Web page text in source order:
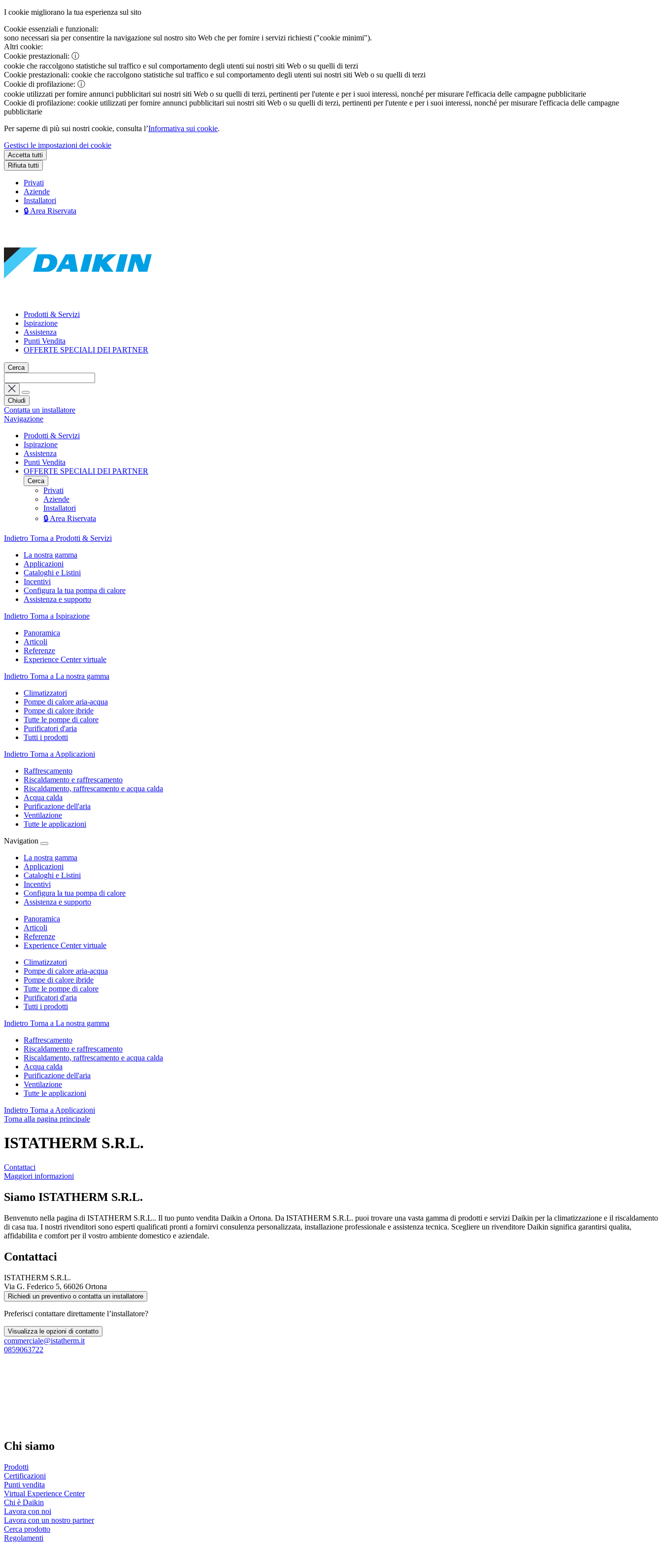
I cookie migliorano la tua esperienza sul sito
Cookie essenziali e funzionali:
sono necessari sia per consentire la navigazione sul nostro sito Web che per fornire i servizi richiesti ("cookie minimi").
Altri cookie:
Cookie prestazionali: ⓘ
cookie che raccolgono statistiche sul traffico e sul comportamento degli utenti sui nostri siti Web o su quelli di terzi
Cookie prestazionali: cookie che raccolgono statistiche sul traffico e sul comportamento degli utenti sui nostri siti Web o su quelli di terzi
Cookie di profilazione: ⓘ
cookie utilizzati per fornire annunci pubblicitari sui nostri siti Web o su quelli di terzi, pertinenti per l'utente e per i suoi interessi, nonché per misurare l'efficacia delle campagne pubblicitarie
Cookie di profilazione: cookie utilizzati per fornire annunci pubblicitari sui nostri siti Web o su quelli di terzi, pertinenti per l'utente e per i suoi interessi, nonché per misurare l'efficacia delle campagne
pubblicitarie
Per saperne di più sui nostri cookie, consulta l’Informativa sui cookie.
Gestisci le impostazioni dei cookie
Accetta tutti
Rifiuta tutti
Privati
Aziende
Installatori
🔒 Area Riservata
Prodotti & Servizi
Ispirazione
Assistenza
Punti Vendita
OFFERTE SPECIALI DEI PARTNER
Cerca
Chiudi
Contatta un installatore
Navigazione
Prodotti & Servizi
Ispirazione
Assistenza
Punti Vendita
OFFERTE SPECIALI DEI PARTNER
Cerca
Privati
Aziende
Installatori
🔒 Area Riservata
Indietro Torna a Prodotti & Servizi
La nostra gamma
Applicazioni
Cataloghi e Listini
Incentivi
Configura la tua pompa di calore
Assistenza e supporto
Indietro Torna a Ispirazione
Panoramica
Articoli
Referenze
Experience Center virtuale
Indietro Torna a La nostra gamma
Climatizzatori
Pompe di calore aria-acqua
Pompe di calore ibride
Tutte le pompe di calore
Purificatori d'aria
Tutti i prodotti
Indietro Torna a Applicazioni
Raffrescamento
Riscaldamento e raffrescamento
Riscaldamento, raffrescamento e acqua calda
Acqua calda
Purificazione dell'aria
Ventilazione
Tutte le applicazioni
Navigation
La nostra gamma
Applicazioni
Cataloghi e Listini
Incentivi
Configura la tua pompa di calore
Assistenza e supporto
Panoramica
Articoli
Referenze
Experience Center virtuale
Climatizzatori
Pompe di calore aria-acqua
Pompe di calore ibride
Tutte le pompe di calore
Purificatori d'aria
Tutti i prodotti
Indietro Torna a La nostra gamma
Raffrescamento
Riscaldamento e raffrescamento
Riscaldamento, raffrescamento e acqua calda
Acqua calda
Purificazione dell'aria
Ventilazione
Tutte le applicazioni
Indietro Torna a Applicazioni
Torna alla pagina principale
ISTATHERM S.R.L.
Contattaci
Maggiori informazioni
Siamo ISTATHERM S.R.L.
Benvenuto nella pagina di ISTATHERM S.R.L.. Il tuo punto vendita Daikin a Ortona. Da ISTATHERM S.R.L. puoi trovare una vasta gamma di prodotti e servizi Daikin per la climatizzazione e il riscaldamento
di casa tua. I nostri rivenditori sono esperti qualificati pronti a fornirvi consulenza personalizzata, installazione professionale e assistenza tecnica. Scegliere un rivenditore Daikin significa garantirsi qualita,
affidabilita e comfort per il vostro ambiente domestico e aziendale.
Contattaci
ISTATHERM S.R.L.
Via G. Federico 5, 66026 Ortona
Richiedi un preventivo o contatta un installatore
Preferisci contattare direttamente l’installatore?
Visualizza le opzioni di contatto
commerciale@istatherm.it
0859063722
Chi siamo
Prodotti
Certificazioni
Punti vendita
Virtual Experience Center
Chi è Daikin
Lavora con noi
Lavora con un nostro partner
Cerca prodotto
Regolamenti